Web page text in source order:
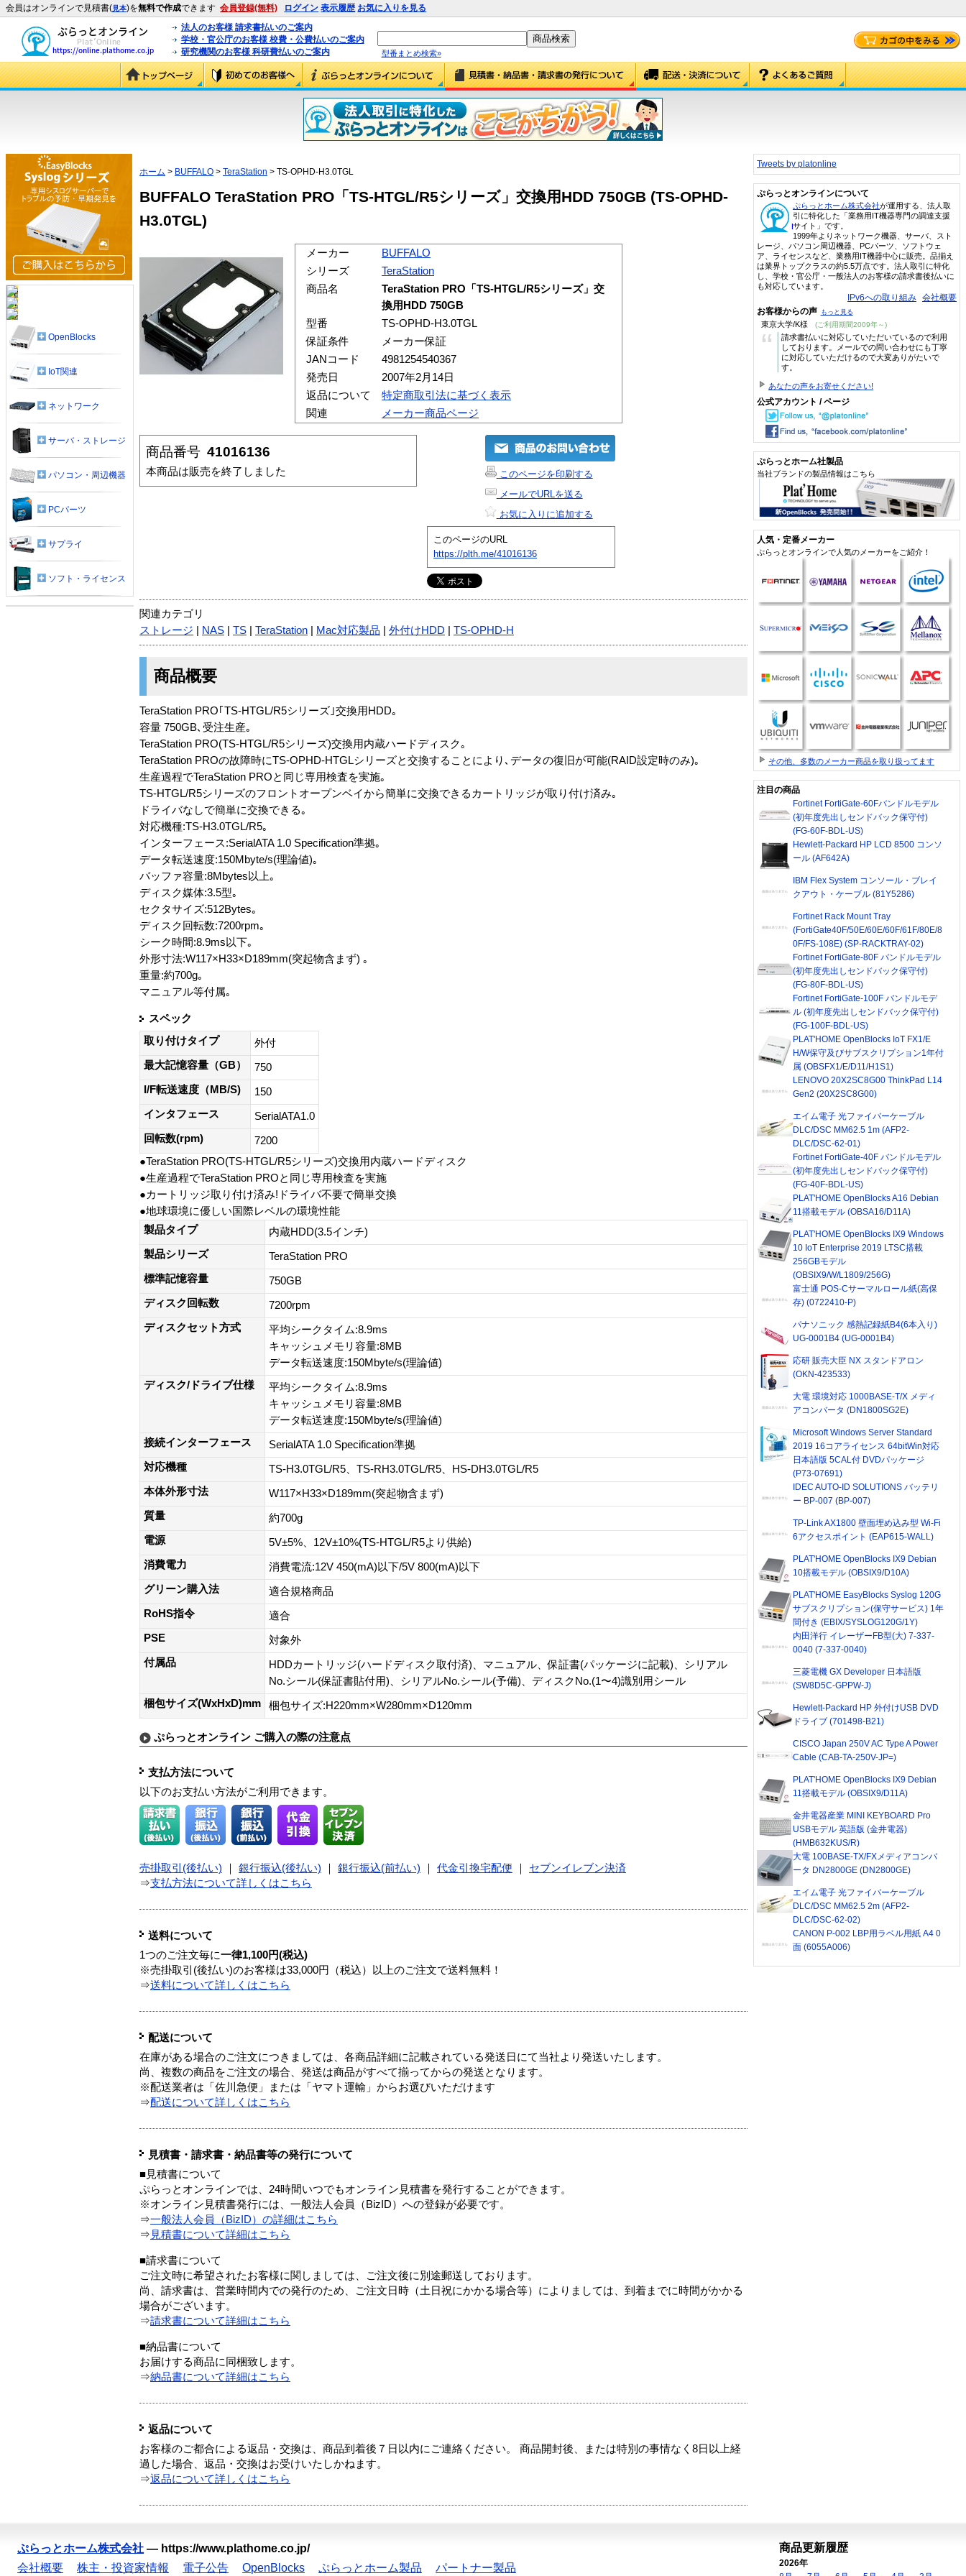
会員はオンラインで見積書(見本)を無料で作成できます 会員登録(無料) ログイン 表示履歴 お気に入りを見る
法人のお客様 請求書払いのご案内
学校・官公庁のお客様 校費・公費払いのご案内
研究機関のお客様 科研費払いのご案内
型番まとめ検索»
ホーム > BUFFALO > TeraStation > TS-OPHD-H3.0TGL
BUFFALO TeraStation PRO「TS-HTGL/R5シリーズ」交換用HDD 750GB (TS-OPHD-
H3.0TGL)
メーカー
BUFFALO
シリーズ
TeraStation
商品名
TeraStation PRO「TS-HTGL/R5シリーズ」交
換用HDD 750GB
型番
TS-OPHD-H3.0TGL
保証条件
メーカー保証
JANコード
4981254540367
発売日
2007年2月14日
返品について
特定商取引法に基づく表示
関連
メーカー商品ページ
商品番号 41016136
本商品は販売を終了しました
このページを印刷する
メールでURLを送る
お気に入りに追加する
このページのURL
https://plth.me/41016136
関連カテゴリ
ストレージ
NAS TS TeraStation Mac対応製品 外付けHDD TS-OPHD-H
商品概要
TeraStation PRO｢TS-HTGL/R5シリーズ｣交換用HDD｡
容量 750GB､受注生産｡
TeraStation PRO(TS-HTGL/R5シリーズ)交換用内蔵ハードディスク｡
TeraStation PROの故障時にTS-OPHD-HTGLシリーズと交換することにより､データの復旧が可能(RAID設定時のみ)｡
生産過程でTeraStation PROと同じ専用検査を実施｡
TS-HTGL/R5シリーズのフロントオープンベイから簡単に交換できるカートリッジが取り付け済み｡
ドライバなしで簡単に交換できる｡
対応機種:TS-H3.0TGL/R5｡
インターフェース:SerialATA 1.0 Specification準拠｡
データ転送速度:150Mbyte/s(理論値)｡
バッファ容量:8Mbytes以上｡
ディスク媒体:3.5型｡
セクタサイズ:512Bytes｡
ディスク回転数:7200rpm｡
シーク時間:8.9ms以下｡
外形寸法:W117×H33×D189mm(突起物含まず) ｡
重量:約700g｡
マニュアル等付属｡
スペック
取り付けタイプ
外付
最大記憶容量（GB）
750
I/F転送速度（MB/S)
150
インタフェース
SerialATA1.0
回転数(rpm)
7200
●TeraStation PRO(TS-HTGL/R5シリーズ)交換用内蔵ハードディスク
●生産過程でTeraStation PROと同じ専用検査を実施
●カートリッジ取り付け済み!ドライバ不要で簡単交換
●地球環境に優しい国際レベルの環境性能
製品タイプ
内蔵HDD(3.5インチ)
製品シリーズ
TeraStation PRO
標準記憶容量
750GB
ディスク回転数
7200rpm
ディスクセット方式
平均シークタイム:8.9ms
キャッシュメモリ容量:8MB
データ転送速度:150Mbyte/s(理論値)
ディスク/ドライブ仕様
平均シークタイム:8.9ms
キャッシュメモリ容量:8MB
データ転送速度:150Mbyte/s(理論値)
接続インターフェース
SerialATA 1.0 Specification準拠
対応機種
TS-H3.0TGL/R5、TS-RH3.0TGL/R5、HS-DH3.0TGL/R5
本体外形寸法
W117×H33×D189mm(突起物含まず)
質量
約700g
電源
5V±5%、12V±10%(TS-HTGL/R5より供給)
消費電力
消費電流:12V 450(mA)以下/5V 800(mA)以下
グリーン購入法
適合規格商品
RoHS指令
適合
PSE
対象外
付属品
HDDカートリッジ(ハードディスク取付済)、マニュアル、保証書(パッケージに記載)、シリアル
No.シール(保証書貼付用)、シリアルNo.シール(予備)、ディスクNo.(1〜4)識別用シール
梱包サイズ(WxHxD)mm
梱包サイズ:H220mm×W280mm×D120mm
ぷらっとオンライン ご購入の際の注意点
支払方法について
以下のお支払い方法がご利用できます。
売掛取引(後払い) 銀行振込(後払い) 銀行振込(前払い) 代金引換宅配便
セブンイレブン決済
⇒支払方法について詳しくはこちら
送料について
1つのご注文毎に一律1,100円(税込)
※売掛取引(後払い)のお客様は33,000円（税込）以上のご注文で送料無料！
⇒送料について詳しくはこちら
配送について
在庫がある場合のご注文につきましては、各商品詳細に記載されている発送日にて当社より発送いたします。
尚、複数の商品をご注文の場合、発送は商品がすべて揃ってからの発送となります。
※配送業者は「佐川急便」または「ヤマト運輸」からお選びいただけます
⇒配送について詳しくはこちら
見積書・請求書・納品書等の発行について
■見積書について
ぷらっとオンラインでは、24時間いつでもオンライン見積書を発行することができます。
※オンライン見積書発行には、一般法人会員（BizID）への登録が必要です。
⇒一般法人会員（BizID）の詳細はこちら
⇒ 見積書について詳細はこちら
■請求書について
ご注文時に希望されたお客様に関しましては、ご注文後に別途郵送しております。
尚、請求書は、営業時間内での発行のため、ご注文日時（土日祝にかかる場合等）によりましては、到着までに時間がかかる
場合がございます。
⇒請求書について詳細はこちら
■納品書について
お届けする商品に同梱致します。
⇒納品書について詳細はこちら
返品について
お客様のご都合による返品・交換は、商品到着後７日以内にご連絡ください。 商品開封後、または特別の事情なく8日以上経
過した場合、返品・交換はお受けいたしかねます。
⇒返品について詳しくはこちら
OpenBlocks
IoT関連
ネットワーク
サーバ・ストレージ
パソコン・周辺機器
PCパーツ
サプライ
ソフト・ライセンス
Tweets by platonline
ぷらっとオンラインについて
ぷらっとホーム株式会社が運用する、法人取
引に特化した「業務用IT機器専門の調達支援
サイト」です。
1999年よりネットワーク機器、サーバ、スト
レージ、パソコン周辺機器、PCパーツ、ソフトウェ
ア、ライセンスなど、業務用IT機器中心に販売。品揃え
は業界トップクラスの約5.5万点です。法人取引に特化
し、学校・官公庁・一般法人のお客様の請求書後払いに
も対応しています。
IPv6への取り組み 会社概要
お客様からの声 もっと見る
東京大学/K様 (ご利用期間2009年～)
“
請求書払いに対応していただいているので利用
しております。メールでの問い合わせにも丁寧
に対応していただけるので大変ありがたいで
す。
あなたの声をお寄せください!
公式アカウント / ページ
ぷらっとホーム社製品
当社ブランドの製品情報はこちら
人気・定番メーカー
ぷらっとオンラインで人気のメーカーをご紹介！
その他、多数のメーカー商品を取り扱ってます
注目の商品
Fortinet FortiGate-60Fバンドルモデル
(初年度先出しセンドバック保守付)
(FG-60F-BDL-US)
Hewlett-Packard HP LCD 8500 コンソ
ール (AF642A)
IBM Flex System コンソール・ブレイ
クアウト・ケーブル (81Y5286)
Fortinet Rack Mount Tray
(FortiGate40F/50E/60E/60F/61F/80E/8
0F/FS-108E) (SP-RACKTRAY-02)
Fortinet FortiGate-80F バンドルモデル
(初年度先出しセンドバック保守付)
(FG-80F-BDL-US)
Fortinet FortiGate-100F バンドルモデ
ル (初年度先出しセンドバック保守付)
(FG-100F-BDL-US)
PLAT'HOME OpenBlocks IoT FX1/E
H/W保守及びサブスクリプション1年付
属 (OBSFX1/E/D11/H1S1)
LENOVO 20X2SC8G00 ThinkPad L14
Gen2 (20X2SC8G00)
エイム電子 光ファイバーケーブル
DLC/DSC MM62.5 1m (AFP2-
DLC/DSC-62-01)
Fortinet FortiGate-40F バンドルモデル
(初年度先出しセンドバック保守付)
(FG-40F-BDL-US)
PLAT'HOME OpenBlocks A16 Debian
11搭載モデル (OBSA16/D11A)
PLAT'HOME OpenBlocks IX9 Windows
10 IoT Enterprise 2019 LTSC搭載
256GBモデル
(OBSIX9/W/L1809/256G)
富士通 POS-Cサーマルロール紙(高保
存) (0722410-P)
パナソニック 感熱記録紙B4(6本入り)
UG-0001B4 (UG-0001B4)
応研 販売大臣 NX スタンドアロン
(OKN-423533)
大電 環境対応 1000BASE-T/X メディ
アコンバータ (DN1800SG2E)
Microsoft Windows Server Standard
2019 16コアライセンス 64bitWin対応
日本語版 5CAL付 DVDパッケージ
(P73-07691)
IDEC AUTO-ID SOLUTIONS バッテリ
ー BP-007 (BP-007)
TP-Link AX1800 壁面埋め込み型 Wi-Fi
6アクセスポイント (EAP615-WALL)
PLAT'HOME OpenBlocks IX9 Debian
10搭載モデル (OBSIX9/D10A)
PLAT'HOME EasyBlocks Syslog 120G
サブスクリプション(保守サービス) 1年
間付き (EBIX/SYSLOG120G/1Y)
内田洋行 イレーザーFB型(大) 7-337-
0040 (7-337-0040)
三菱電機 GX Developer 日本語版
(SW8D5C-GPPW-J)
Hewlett-Packard HP 外付けUSB DVD
ドライブ (701498-B21)
CISCO Japan 250V AC Type A Power
Cable (CAB-TA-250V-JP=)
PLAT'HOME OpenBlocks IX9 Debian
11搭載モデル (OBSIX9/D11A)
金井電器産業 MINI KEYBOARD Pro
USBモデル 英語版 (金井電器)
(HMB632KUS/R)
大電 100BASE-TX/FXメディアコンバ
ータ DN2800GE (DN2800GE)
エイム電子 光ファイバーケーブル
DLC/DSC MM62.5 2m (AFP2-
DLC/DSC-62-02)
CANON P-002 LBP用ラベル用紙 A4 0
面 (6055A006)
ぷらっとホーム株式会社 — https://www.plathome.co.jp/
会社概要
株主・投資家情報 電子公告 OpenBlocks ぷらっとホーム製品 パートナー製品
商品更新履歴
2026年